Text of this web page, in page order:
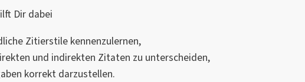
Dir dabei
Zitierstile kennenzulernen,
und indirekten Zitaten zu unterscheiden,
korrekt darzustellen.